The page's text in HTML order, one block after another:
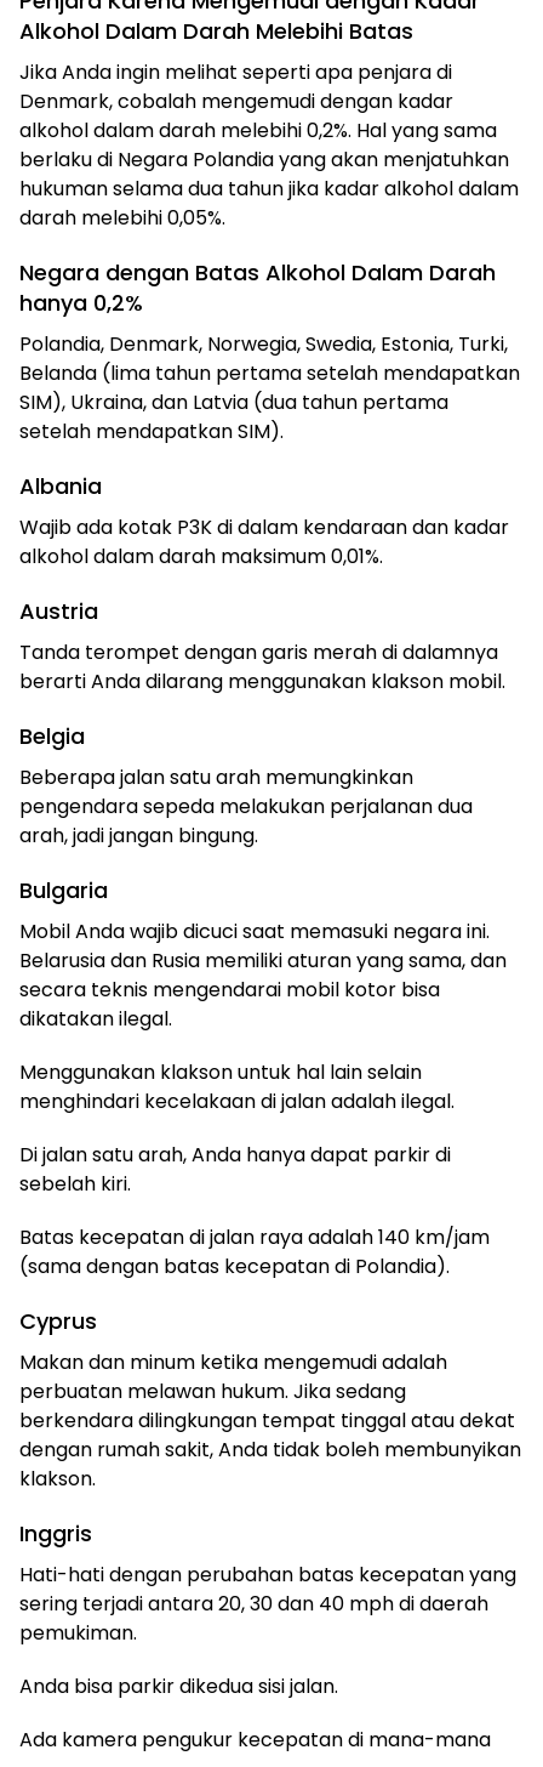
Alkohol Dalam Darah Melebihi Batas
Jika Anda ingin melihat seperti apa penjara di
Denmark, cobalah mengemudi dengan kadar
alkohol dalam darah melebihi 0,2%. Hal yang sama
berlaku di Negara Polandia yang akan menjatuhkan
hukuman selama dua tahun jika kadar alkohol dalam
darah melebihi 0,05%.
Negara dengan Batas Alkohol Dalam Darah
hanya 0,2%
Polandia, Denmark, Norwegia, Swedia, Estonia, Turki,
Belanda (lima tahun pertama setelah mendapatkan
SIM), Ukraina, dan Latvia (dua tahun pertama
setelah mendapatkan SIM).
Albania
Wajib ada kotak P3K di dalam kendaraan dan kadar
alkohol dalam darah maksimum 0,01%.
Austria
Tanda terompet dengan garis merah di dalamnya
berarti Anda dilarang menggunakan klakson mobil.
Belgia
Beberapa jalan satu arah memungkinkan
pengendara sepeda melakukan perjalanan dua
arah, jadi jangan bingung.
Bulgaria
Mobil Anda wajib dicuci saat memasuki negara ini.
Belarusia dan Rusia memiliki aturan yang sama, dan
secara teknis mengendarai mobil kotor bisa
dikatakan ilegal.
Menggunakan klakson untuk hal lain selain
menghindari kecelakaan di jalan adalah ilegal.
Di jalan satu arah, Anda hanya dapat parkir di
sebelah kiri.
Batas kecepatan di jalan raya adalah 140 km/jam
(sama dengan batas kecepatan di Polandia).
Cyprus
Makan dan minum ketika mengemudi adalah
perbuatan melawan hukum. Jika sedang
berkendara dilingkungan tempat tinggal atau dekat
dengan rumah sakit, Anda tidak boleh membunyikan
klakson.
Inggris
Hati-hati dengan perubahan batas kecepatan yang
sering terjadi antara 20, 30 dan 40 mph di daerah
pemukiman.
Anda bisa parkir dikedua sisi jalan.
Ada kamera pengukur kecepatan di mana-mana